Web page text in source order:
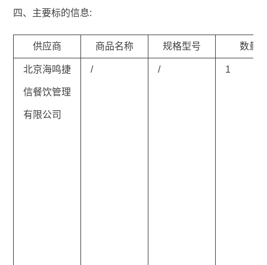
四、主要标的信息:
供应商 商品名称 规格型号 数量
北京海鸣捷
信餐饮管理
有限公司
/ / 1